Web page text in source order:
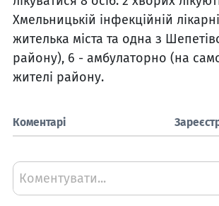
Хмельницькій інфекційній
жителька міста та одна з
району), 6 - амбулаторно (на
жителі району.
Коментарі
Коментувати...